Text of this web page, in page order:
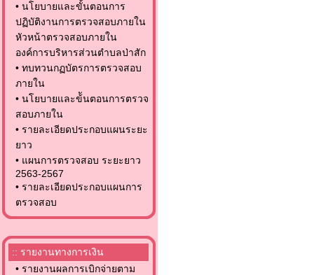
• นโยบายและขั้นตอนการ
ปฏิบัติงานการตรวจสอบภายใน
หัวหน้าตรวจสอบภายใน
องค์การบริหารส่วนตำบลป่าสัก
• ทบทวนกฏบัตรการตรวจสอบ
ภายใน
• นโยบายและข้ันตอนการตรวจ
สอบภายใน
• รายละเอียดประกอบแผนระยะ
ยาว
• แผนการตรวจสอบ ระยะยาว
2563-2567
• รายละเอียดประกอบแผนการ
ตรวจสอบ
:: รายงานทางการเงิน
• รายงานผลการเบิกจ่ายตาม